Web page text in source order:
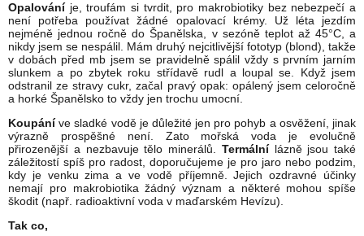
Opalováníje, troufám si tvrdit, pro makrobiotiky bez nebezpečí a
není potřeba používat žádné opalovací krémy. Už léta jezdím
nejméně jednou ročně do Španělska, v sezóně teplot až 45°C, a
nikdy jsem se nespálil. Mám druhý nejcitlivější fototyp (blond), takže
v dobách před mb jsem se pravidelně spálil vždy s prvním jarním
slunkem a po zbytek roku střídavě rudl a loupal se. Když jsem
odstranil ze stravy cukr, začal pravý opak: opálený jsem celoročně
a horké Španělsko to vždy jen trochu umocní.
Koupáníve sladké vodě je důležité jen pro pohyb a osvěžení, jinak
výrazně prospěšné není. Zato mořská voda je evolučně
přirozenější a nezbavuje tělo minerálů. Termálnílázně jsou také
záležitostí spíš pro radost, doporučujeme je pro jaro nebo podzim,
kdy je venku zima a ve vodě příjemně. Jejich ozdravné účinky
nemají pro makrobiotika žádný význam a některé mohou spíše
škodit (např. radioaktivní voda v maďarském Hevízu).
Tak co,